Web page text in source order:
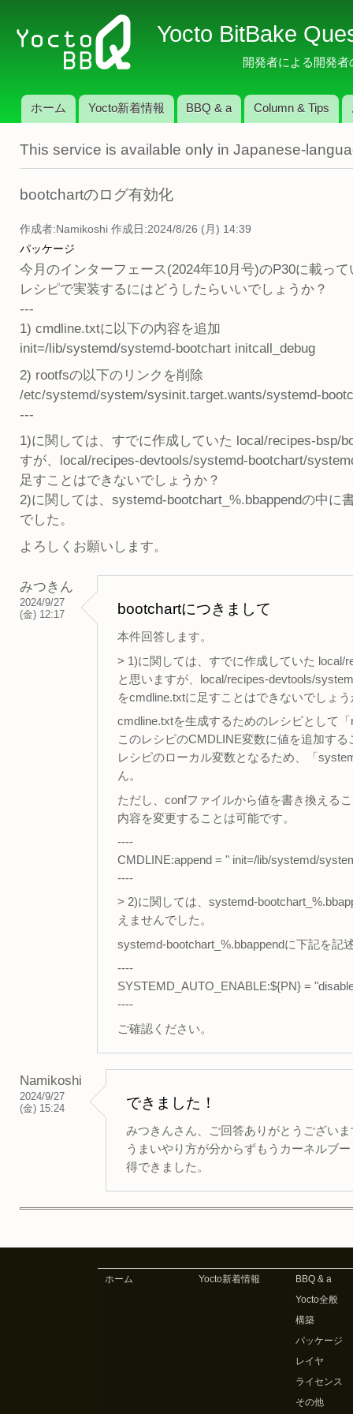
イ
コ
テ
ツ
に
Yocto BitBake
開発者による開発
メインメニュー
ホーム Yocto新着情報 BBQ & a Column & Tips
This service is available only in Japanese-
bootchartのログ有効化
作成者: Namikoshi 作成日:2024/8/26 (月) 14:39
パッケージ
今月のインターフェース(2024年10月号)のP30に載っ
レシピで実装するにはどうしたらいいでしょうか？
---
1) cmdline.txtに以下の内容を追加
init=/lib/systemd/systemd-bootchart initcall_debug
2) rootfsの以下のリンクを削除
/etc/systemd/system/sysinit.target.wants/systemd-
---
1)に関しては、すでに作成していた local/recipes-bsp/
すが、local/recipes-devtools/systemd-bootchart/
足すことはできないでしょうか？
2)に関しては、systemd-bootchart_%.bbappendの中
でした。
よろしくお願いします。
みつきん
2024/9/27
(金) 12:17
bootchartにつきまして
本件回答します。
> 1)に関しては、すでに作成していた local/
と思いますが、local/recipes-devtools/
をcmdline.txtに足すことはできないでしょ
cmdline.txtを生成するためのレシピとして
このレシピのCMDLINE変数に値を追加す
レシピのローカル変数となるため、「
ん。
ただし、confファイルから値を書き換える
内容を変更することは可能です。
----
CMDLINE:append = " init=/lib/systemd/
----
> 2)に関しては、systemd-
えませんでした。
systemd-bootchart_%.bbappendに下記を記
----
SYSTEMD_AUTO_ENABLE:${PN} =
----
ご確認ください。
Namikoshi
2024/9/27
(金) 15:24
できました！
みつきんさん、ご回答ありがとうございま
うまいやり方が分からずもうカーネルブ
得できました。
ホーム Yocto新着情報
BBQ & a
Yocto全般
構築
パッケージ
レイヤ
ライセンス
その他